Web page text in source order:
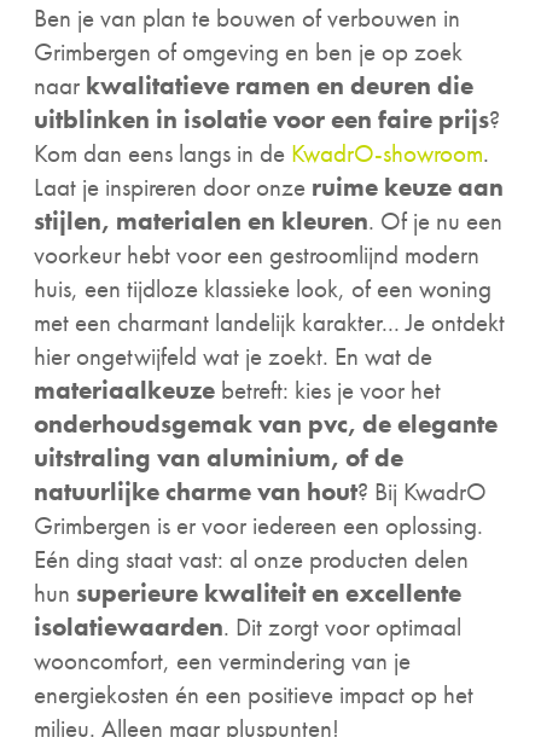
Ben je van plan te bouwen of verbouwen in
Grimbergen of omgeving en ben je op zoek
naar kwalitatieve ramen en deuren die
uitblinken in isolatie voor een faire prijs?
Kom dan eens langs in de KwadrO-showroom.
Laat je inspireren door onze ruime keuze aan
stijlen, materialen en kleuren. Of je nu een
voorkeur hebt voor een gestroomlijnd modern
huis, een tijdloze klassieke look, of een woning
met een charmant landelijk karakter... Je ontdekt
hier ongetwijfeld wat je zoekt. En wat de
materiaalkeuze betreft: kies je voor het
onderhoudsgemak van pvc, de elegante
uitstraling van aluminium, of de
natuurlijke charme van hout? Bij KwadrO
Grimbergen is er voor iedereen een oplossing.
Eén ding staat vast: al onze producten delen
hun superieure kwaliteit en excellente
isolatiewaarden. Dit zorgt voor optimaal
wooncomfort, een vermindering van je
energiekosten én een positieve impact op het
milieu. Alleen maar pluspunten!